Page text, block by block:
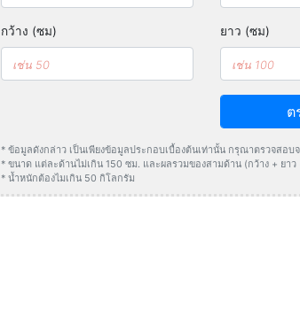
กว้าง (ซม) ยาว (ซม)
ต
* ข้อมูลดังกล่าว เป็นเพียงข้อมูลประกอบเบื้องต้นเท่านั้น กรุณาตรวจสอบ
* ขนาด แต่ละด้านไม่เกิน 150 ซม. และผลรวมของสามด้าน (กว้าง + ยาว
* น้ำหนักต้องไมเกิน 50 กิโลกรัม